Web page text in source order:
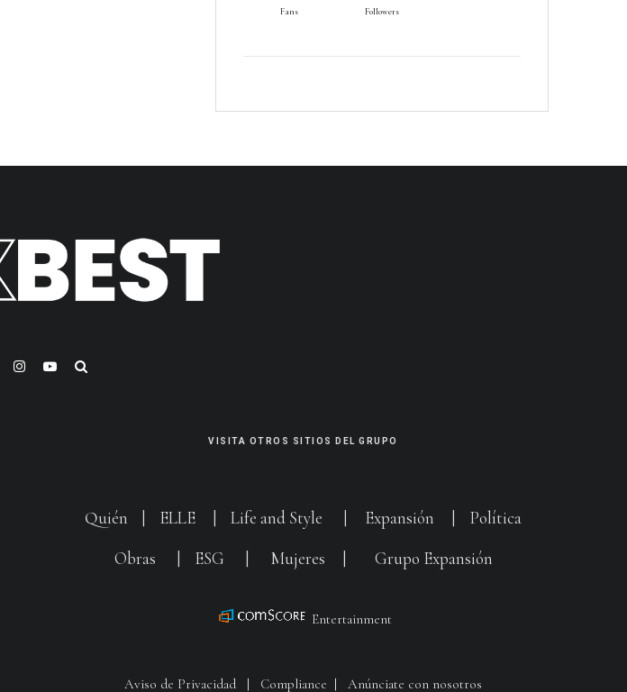
Fans Followers
VISITA OTROS SITIOS DEL GRUPO
Quién ELLE Life and Style Expansión
Política
Obras
ESG Mujeres Grupo Expansión
Entertainment
Aviso de Privacidad | Compliance | Anúnciate con nosotros